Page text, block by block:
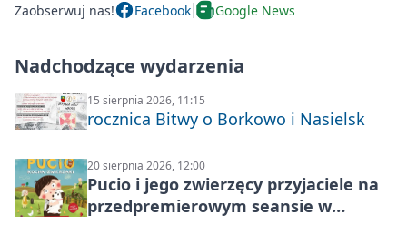
Zaobserwuj nas! Facebook Google News
Nadchodzące wydarzenia
15 sierpnia 2026, 11:15
rocznica Bitwy o Borkowo i Nasielsk
20 sierpnia 2026, 12:00
Pucio i jego zwierzęcy przyjaciele na
przedpremierowym seansie w